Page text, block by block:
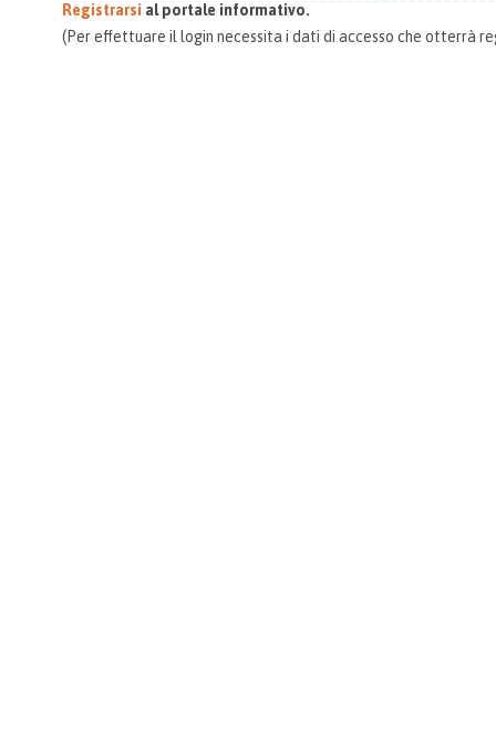
Registrarsi al portale informativo.
(Per effettuare il login necessita i dati di accesso che otterrà